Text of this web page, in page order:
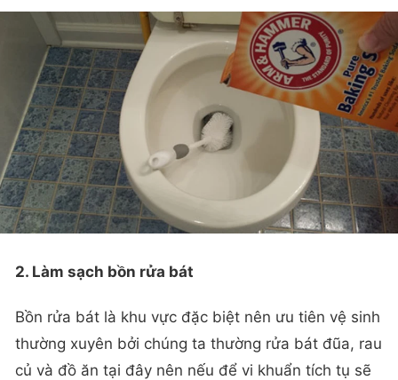
2. Làm sạch bồn rửa bát
Bồn rửa bát là khu vực đặc biệt nên ưu tiên vệ sinh
thường xuyên bởi chúng ta thường rửa bát đũa, rau
củ và đồ ăn tại đây nên nếu để vi khuẩn tích tụ sẽ